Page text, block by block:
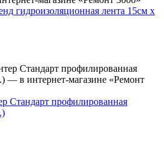
лента 15см х
профилированная